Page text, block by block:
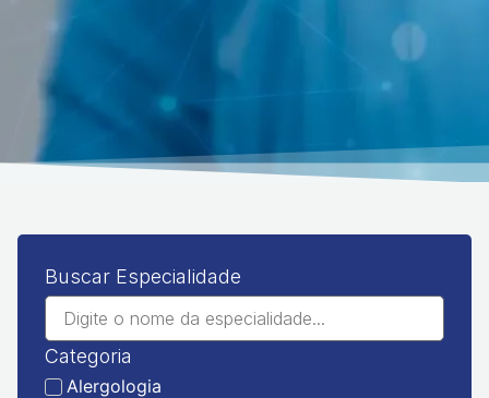
Buscar Especialidade
Categoria
Alergologia